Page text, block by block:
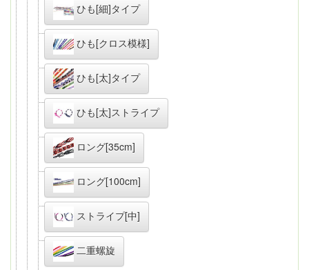
ひも[細]タイプ
ひも[クロス模様]
ひも[太]タイプ
ひも[太]ストライプ
ロング[35cm]
ロング[100cm]
ストライプ[中]
二重螺旋